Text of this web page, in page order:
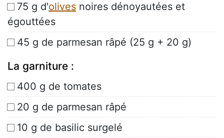
75 g d'olives noires dénoyautées et
égouttées
45 g de parmesan râpé (25 g + 20 g)
La garniture :
400 g de tomates
20 g de parmesan râpé
10 g de basilic surgelé